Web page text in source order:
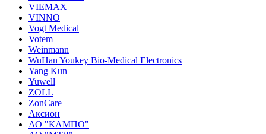
VIEMAX
VINNO
Vogt Medical
Votem
Weinmann
WuHan Youkey Bio-Medical Electronics
Yang Kun
Yuwell
ZOLL
ZonCare
Аксион
АО "КАМПО"